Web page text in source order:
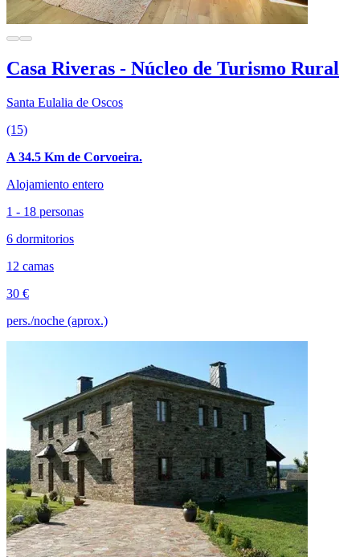
Casa Riveras - Núcleo de Turismo Rural
Santa Eulalia de Oscos
(15)
A 34.5 Km de Corvoeira.
Alojamiento entero
1 - 18 personas
6 dormitorios
12 camas
30 €
pers./noche (aprox.)